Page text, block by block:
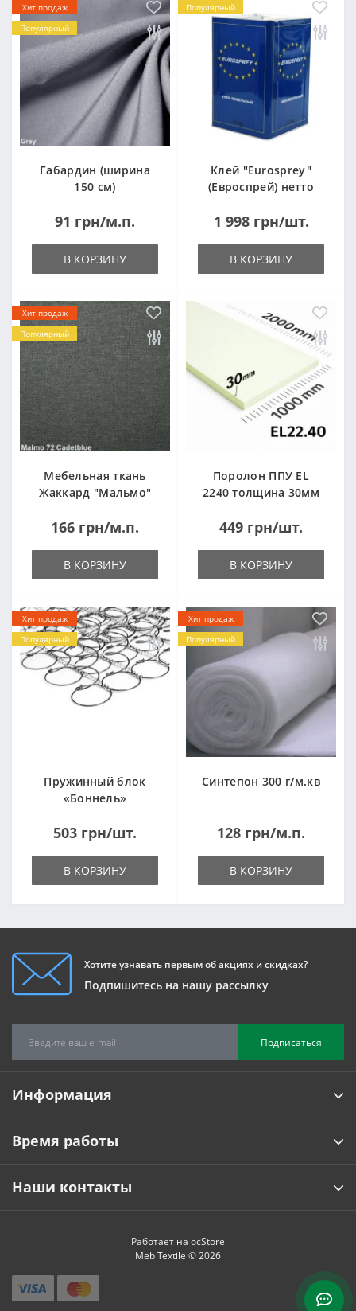
Хит продаж
Популярный
Габардин (ширина
150 см)
91 грн/м.п.
В КОРЗИНУ
Популярный
Клей "Eurosprey"
(Евроспрей) нетто
1 998 грн/шт.
В КОРЗИНУ
Хит продаж
Популярный
Мебельная ткань
Жаккард "Мальмо"
166 грн/м.п.
В КОРЗИНУ
Поролон ППУ EL
2240 толщина 30мм
(1000x2000мм)
449 грн/шт.
В КОРЗИНУ
Хит продаж
Популярный
Пружинный блок
«Боннель»
503 грн/шт.
В КОРЗИНУ
Хит продаж
Популярный
Синтепон 300 г/м.кв
128 грн/м.п.
В КОРЗИНУ
Хотите узнавать первым об акциях и скидках?
Подпишитесь на нашу рассылку
Подписаться
Информация
Время работы
Наши контакты
Работает на ocStore
Meb Textile © 2026